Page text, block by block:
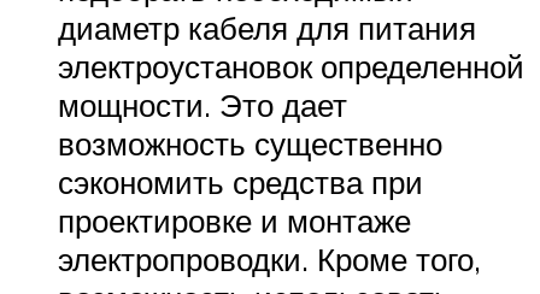
диаметр кабеля для питания
электроустановок определенной
мощности. Это дает
возможность существенно
сэкономить средства при
проектировке и монтаже
электропроводки. Кроме того,